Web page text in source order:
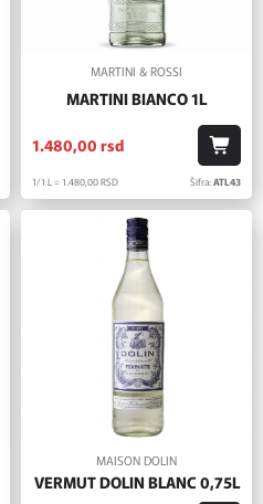
MARTINI & ROSSI
MARTINI BIANCO 1L
1.480,00 rsd
1/1 L = 1.480,00RSD Šifra:ATL43
MAISON DOLIN
VERMUT DOLIN BLANC 0,75L